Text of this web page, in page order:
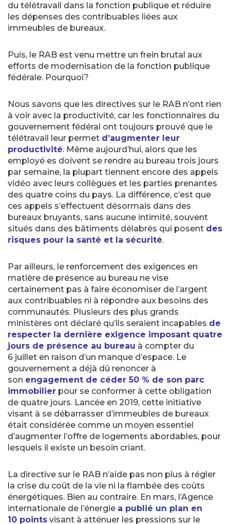
du télétravail dans la fonction publique et réduire
les dépenses des contribuables liées aux
immeubles de bureaux.
Puis, le RAB est venu mettre un frein brutal aux
efforts de modernisation de la fonction publique
fédérale. Pourquoi?
Nous savons que les directives sur le RAB n’ont rien
à voir avec la productivité, car les fonctionnaires du
gouvernement fédéral ont toujours prouvé que le
télétravail leur permet d’augmenter leur
productivité. Même aujourd’hui, alors que les
employé·es doivent se rendre au bureau trois jours
par semaine, la plupart tiennent encore des appels
vidéo avec leurs collègues et les parties prenantes
des quatre coins du pays. La différence, c’est que
ces appels s’effectuent désormais dans des
bureaux bruyants, sans aucune intimité, souvent
situés dans des bâtiments délabrés qui posent des
risques pour la santé et la sécurité.
Par ailleurs, le renforcement des exigences en
matière de présence au bureau ne vise
certainement pas à faire économiser de l’argent
aux contribuables ni à répondre aux besoins des
communautés. Plusieurs des plus grands
ministères ont déclaré qu’ils seraient incapables de
respecter la dernière exigence imposant quatre
jours de présence au bureau à compter du
6 juillet en raison d’un manque d’espace. Le
gouvernement a déjà dû renoncer à
son engagement de céder 50 % de son parc
immobilier pour se conformer à cette obligation
de quatre jours. Lancée en 2019, cette initiative
visant à se débarrasser d’immeubles de bureaux
était considérée comme un moyen essentiel
d’augmenter l’offre de logements abordables, pour
lesquels il existe un besoin criant.
La directive sur le RAB n’aide pas non plus à régler
la crise du coût de la vie ni la flambée des coûts
énergétiques. Bien au contraire. En mars, l’Agence
internationale de l’énergie a publié un plan en
10 points visant à atténuer les pressions sur le